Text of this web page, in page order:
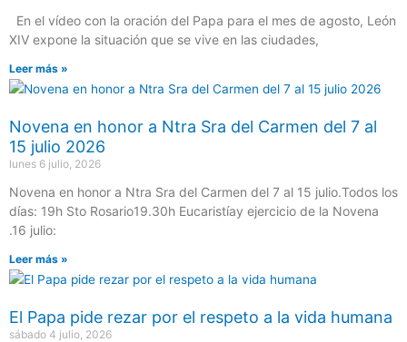
En el vídeo con la oración del Papa para el mes de agosto, León
XIV expone la situación que se vive en las ciudades,
Leer más »
Novena en honor a Ntra Sra del Carmen del 7 al
15 julio 2026
lunes 6 julio, 2026
Novena en honor a Ntra Sra del Carmen del 7 al 15 julio.Todos los
días: 19h Sto Rosario19.30h Eucaristíay ejercicio de la Novena
.16 julio:
Leer más »
El Papa pide rezar por el respeto a la vida humana
sábado 4 julio, 2026